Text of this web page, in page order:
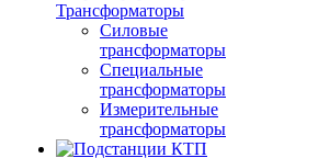
Трансформаторы
Силовые
трансформаторы
Специальные
трансформаторы
Измерительные
трансформаторы